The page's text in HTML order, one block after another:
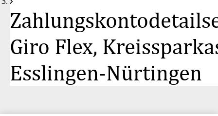
auf
100
Giro Flex,
Esslingen-Nürtingen